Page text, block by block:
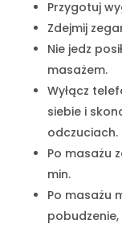
Przygotuj
Zdejmij
Nie jedz
masażem.
Wyłącz
siebie i
odczuciach.
Po masażu
min.
Po masażu